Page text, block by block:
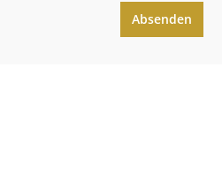
Absenden